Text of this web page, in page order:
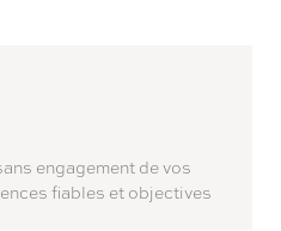
engagement de vos
fiables et objectives